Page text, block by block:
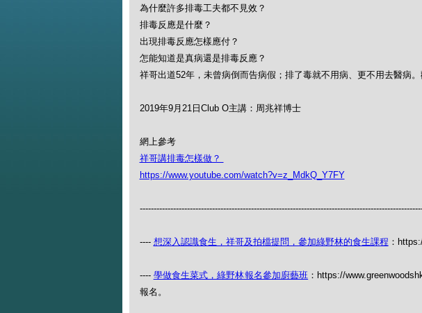
為什麼許多排毒工夫都不見效？
排毒反應是什麼？
出現排毒反應怎樣應付？
怎能知道是真病還是排毒反應？
祥哥出道52年，未曾病倒而告病假；排了毒就不用病、更不用去醫病
2019年9月21日Club O主講：周兆祥博士
網上參考
祥哥講排毒怎樣做？
https://www.youtube.com/watch?v=z_MdkQ_Y7FY
---- 想深入認識食生，祥哥及拍檔提問，參加綠野林的食生課程 ：
---- 學做食生菜式，綠野林報名參加廚藝班 ：https://
報名。